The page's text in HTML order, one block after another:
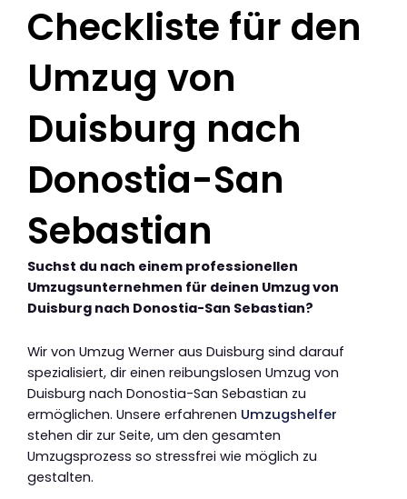
Checkliste für den
Umzug von
Duisburg nach
Donostia-San
Sebastian
Suchst du nach einem professionellen
Umzugsunternehmen für deinen Umzug von
Duisburg nach Donostia-San Sebastian?
Wir von Umzug Werner aus Duisburg sind darauf
spezialisiert, dir einen reibungslosen Umzug von
Duisburg nach Donostia-San Sebastian zu
ermöglichen. Unsere erfahrenen Umzugshelfer
stehen dir zur Seite, um den gesamten
Umzugsprozess so stressfrei wie möglich zu
gestalten.